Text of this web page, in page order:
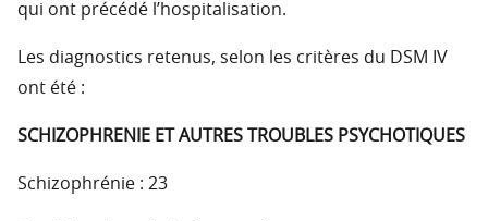
qui ont précédé l’hospitalisation.
Les diagnostics retenus, selon les critères du DSM IV
ont été :
SCHIZOPHRENIE ET AUTRES TROUBLES PSYCHOTIQUES
Schizophrénie : 23